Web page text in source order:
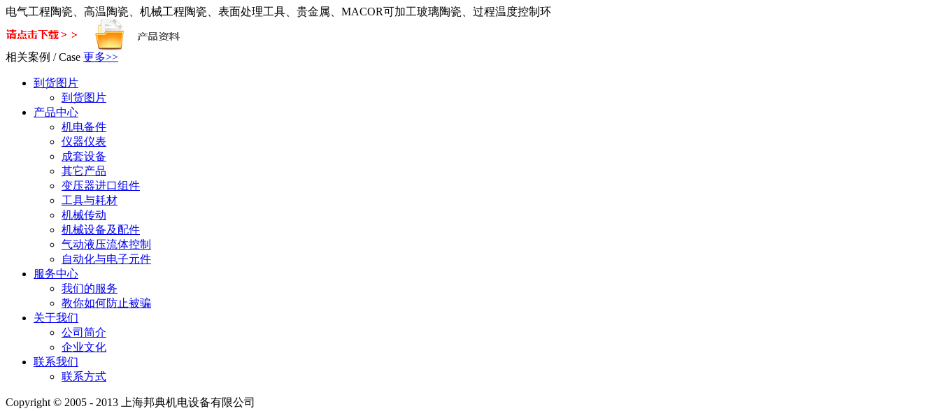
sales@shbangdian.com
sales@shbangdian.com
上海市嘉定区封周路655号希望商务大厦413/416
产品名称：
Umicore
上市日期：2024-01-10
Umicore是全球材料技术和回收集团。拥有200多年历史的创新和可持续发展团队，Umicore总部位于比利时。在38个国家/地区拥有约10,000名员工，营业额达123亿欧元。致力于清洁技术–排
放控制催化剂，可充电电池材料和回收利用。任务与使命：生活更美好的材料。
产品描述
电气工程陶瓷、高温陶瓷、机械工程陶瓷、表面处理工具、贵金属、MACOR可加工玻璃陶瓷、过程温度控制环
相关案例 / Case 更多>>
到货图片
到货图片
产品中心
机电备件
仪器仪表
成套设备
其它产品
变压器进口组件
工具与耗材
机械设备及配件